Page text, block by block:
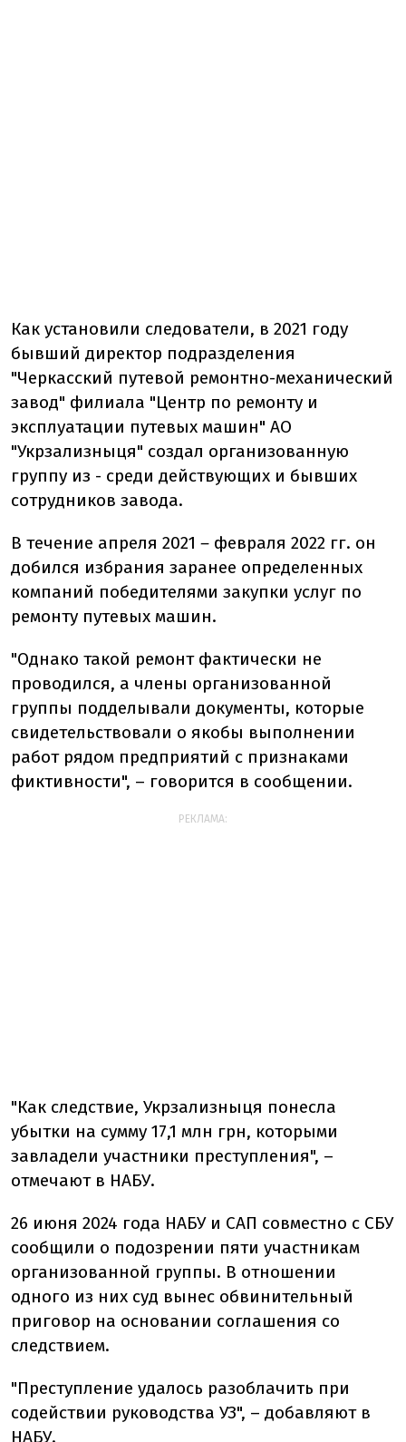
Как установили следователи, в 2021 году
бывший директор подразделения
"Черкасский путевой ремонтно-механический
завод" филиала "Центр по ремонту и
эксплуатации путевых машин" АО
"Укрзализныця" создал организованную
группу из - среди действующих и бывших
сотрудников завода.
В течение апреля 2021 – февраля 2022 гг. он
добился избрания заранее определенных
компаний победителями закупки услуг по
ремонту путевых машин.
"Однако такой ремонт фактически не
проводился, а члены организованной
группы подделывали документы, которые
свидетельствовали о якобы выполнении
работ рядом предприятий с признаками
фиктивности", – говорится в сообщении.
РЕКЛАМА:
"Как следствие, Укрзализныця понесла
убытки на сумму 17,1 млн грн, которыми
завладели участники преступления", –
отмечают в НАБУ.
26 июня 2024 года НАБУ и САП совместно с СБУ
сообщили о подозрении пяти участникам
организованной группы. В отношении
одного из них суд вынес обвинительный
приговор на основании соглашения со
следствием.
"Преступление удалось разоблачить при
содействии руководства УЗ", – добавляют в
НАБУ.